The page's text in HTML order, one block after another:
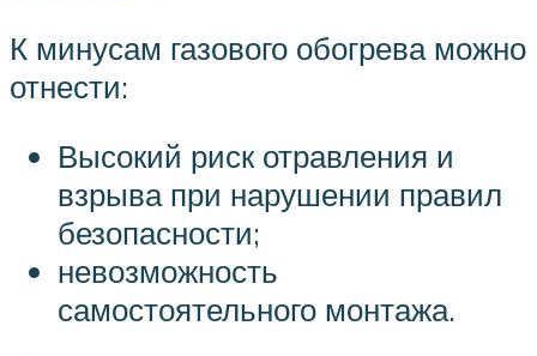
К минусам газового обогрева можно
отнести:
Высокий риск отравления и
взрыва при нарушении правил
безопасности;
невозможность
самостоятельного монтажа.